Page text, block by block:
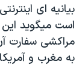
دادگاه حمید نوری
چهل سال
قانون شفافیت
بيانيه ای
است ميگويد اين
مراکشی سفارت
به مغرب و